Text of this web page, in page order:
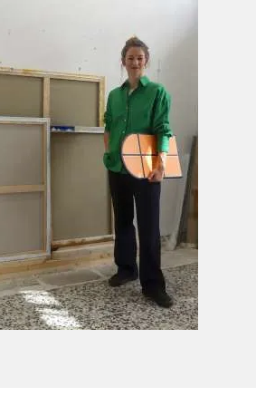
des Kunstpreises
des Bodenseekreis
Künstlerhaus
gefördert durch das Amt f.
Dresden und die
und Medien Hamburg.
durch das
des Marenhalm
die Sammlung der